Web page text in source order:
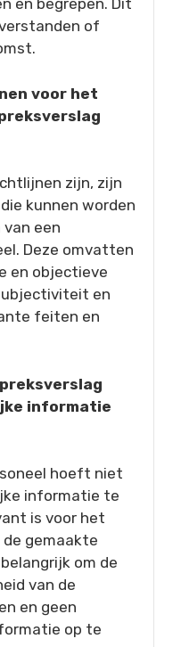
en begrepen. Dit
of
voor het
zijn, zijn
kunnen worden
een
Deze omvatten
en objectieve
en
feiten en
informatie
hoeft niet
informatie te
is voor het
gemaakte
om de
van de
en geen
op te